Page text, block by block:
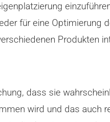
für eine Optimierung
Produkten
dass sie
wird und das auch